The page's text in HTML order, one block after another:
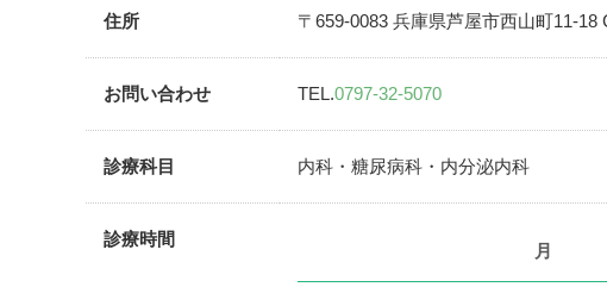
住所 〒659-0083 兵庫県芦屋市西山町11-18
お問い合わせ TEL.0797-32-5070
診療科目 内科・糖尿病科・内分泌内科
診療時間
月